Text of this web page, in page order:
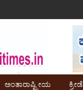
ಅಂತಾರಾಷ್ಟ್ರೀಯ ಕ್ರೀಡೆ